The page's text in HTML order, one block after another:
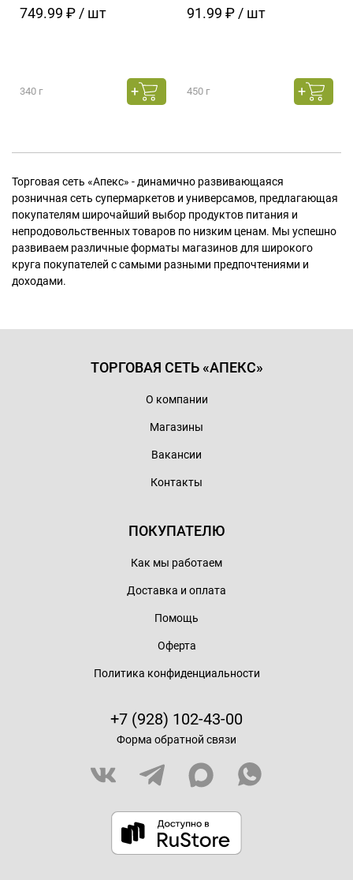
749.99 ₽ / шт
340 г
91.99 ₽ / шт
450 г
Торговая сеть «Апекс» - динамично развивающаяся
розничная сеть супермаркетов и универсамов, предлагающая
покупателям широчайший выбор продуктов питания и
непродовольственных товаров по низким ценам. Мы успешно
развиваем различные форматы магазинов для широкого
круга покупателей с самыми разными предпочтениями и
доходами.
ТОРГОВАЯ СЕТЬ «АПЕКС»
О компании
Магазины
Вакансии
Контакты
ПОКУПАТЕЛЮ
Как мы работаем
Доставка и оплата
Помощь
Оферта
Политика конфиденциальности
+7 (928) 102-43-00
Форма обратной связи